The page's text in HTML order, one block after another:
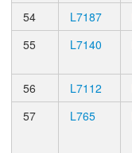
54
L7187
55
L7140
56 L7112
57
L765